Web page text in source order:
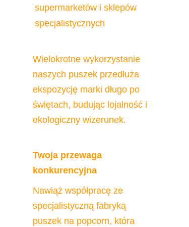
supermarketów i sklepów
specjalistycznych
Wielokrotne wykorzystanie
naszych puszek przedłuża
ekspozycję marki długo po
świętach, budując lojalność i
ekologiczny wizerunek.
Twoja przewaga
konkurencyjna
Nawiąż współpracę ze
specjalistyczną fabryką
puszek na popcorn, która